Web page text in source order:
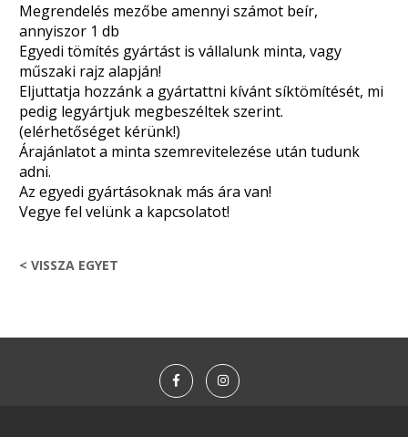
Megrendelés mezőbe amennyi számot beír,
annyiszor 1 db
Egyedi tömítés gyártást is vállalunk minta, vagy
műszaki rajz alapján!
Eljuttatja hozzánk a gyártattni kívánt síktömítését, mi
pedig legyártjuk megbeszéltek szerint.
(elérhetőséget kérünk!)
Árajánlatot a minta szemrevitelezése után tudunk
adni.
Az egyedi gyártásoknak más ára van!
Vegye fel velünk a kapcsolatot!
< VISSZA EGYET